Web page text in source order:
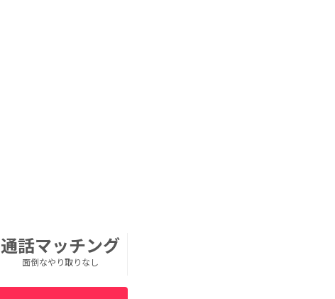
通話マッチング
面倒なやり取りなし